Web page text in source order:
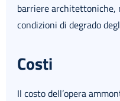
barriere architettoniche,
condizioni di degrado
Costi
Il costo dell’opera